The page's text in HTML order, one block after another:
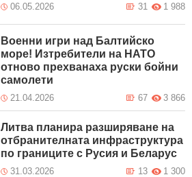
06.05.2026 1 988
31
Военни игри над Балтийско
море! Изтребители на НАТО
отново прехванаха руски бойни
самолети
21.04.2026 3 866
67
Литва планира разширяване на
отбранителната инфраструктура
по границите с Русия и Беларус
31.03.2026 1 300
13